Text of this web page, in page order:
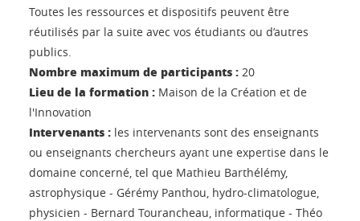
Toutes les ressources et dispositifs peuvent être
réutilisés par la suite avec vos étudiants ou d’autres
publics.
Nombre maximum de participants : 20
Lieu de la formation : Maison de la Création et de
l'Innovation
Intervenants : les intervenants sont des enseignants
ou enseignants chercheurs ayant une expertise dans le
domaine concerné, tel que Mathieu Barthélémy,
astrophysique - Gérémy Panthou, hydro-climatologue,
physicien - Bernard Tourancheau, informatique - Théo